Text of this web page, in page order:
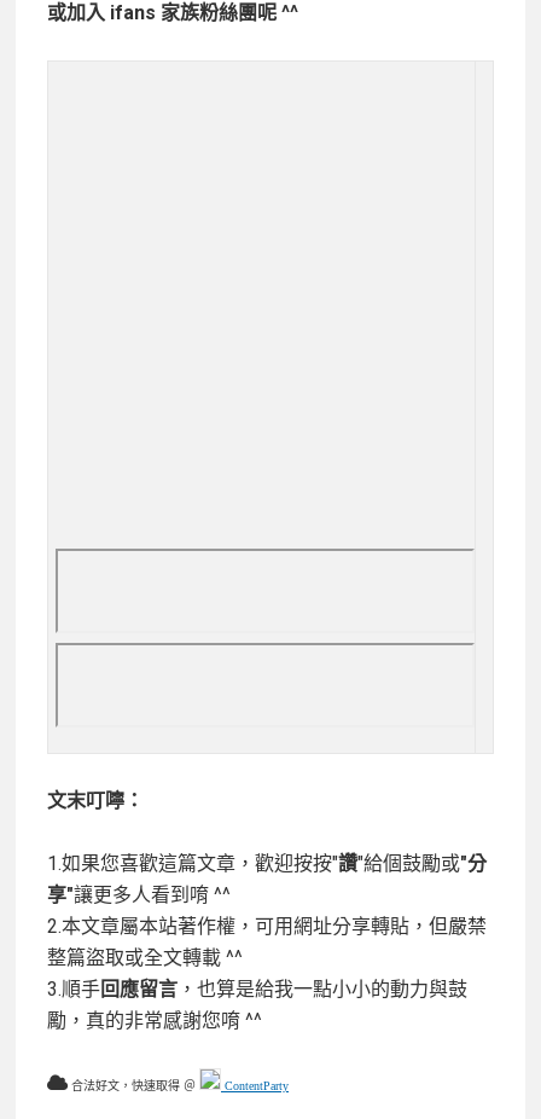
或加入 ifans 家族粉絲團呢 ^^
文末叮嚀：
1.如果您喜歡這篇文章，歡迎按按"讚"給個鼓勵或"分
享"讓更多人看到唷 ^^
2.本文章屬本站著作權，可用網址分享轉貼，但嚴禁
整篇盜取或全文轉載 ^^
3.順手回應留言 ，也算是給我一點小小的動力與鼓
勵，真的非常感謝您唷 ^^
合法好文，快速取得 ＠ ContentParty